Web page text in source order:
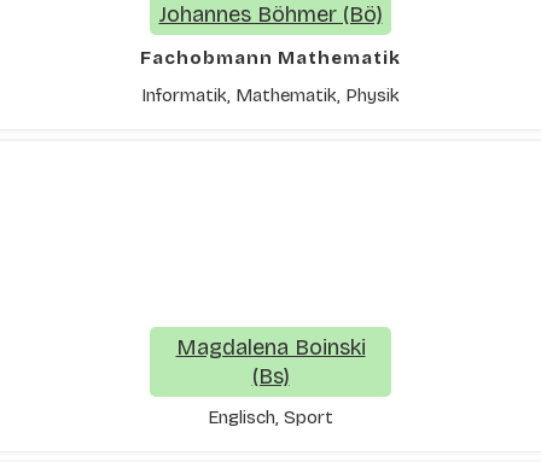
Johannes Böhmer (Bö)
Fachobmann Mathematik
Informatik, Mathematik, Physik
Magdalena Boinski
(Bs)
Englisch, Sport